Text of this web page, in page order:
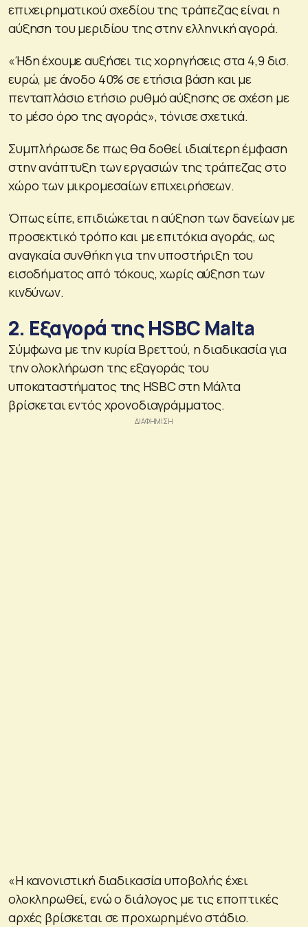
επιχειρηματικού σχεδίου της τράπεζας είναι η
αύξηση του μεριδίου της στην ελληνική αγορά.
«Ήδη έχουμε αυξήσει τις χορηγήσεις στα 4,9 δισ.
ευρώ, με άνοδο 40% σε ετήσια βάση και με
πενταπλάσιο ετήσιο ρυθμό αύξησης σε σχέση με
το μέσο όρο της αγοράς», τόνισε σχετικά.
Συμπλήρωσε δε πως θα δοθεί ιδιαίτερη έμφαση
στην ανάπτυξη των εργασιών της τράπεζας στο
χώρο των μικρομεσαίων επιχειρήσεων.
Όπως είπε, επιδιώκεται η αύξηση των δανείων με
προσεκτικό τρόπο και με επιτόκια αγοράς, ως
αναγκαία συνθήκη για την υποστήριξη του
εισοδήματος από τόκους, χωρίς αύξηση των
κινδύνων.
2. Εξαγορά της HSBC Malta
Σύμφωνα με την κυρία Βρεττού, η διαδικασία για
την ολοκλήρωση της εξαγοράς του
υποκαταστήματος της HSBC στη Μάλτα
βρίσκεται εντός χρονοδιαγράμματος.
«Η κανονιστική διαδικασία υποβολής έχει
ολοκληρωθεί, ενώ ο διάλογος με τις εποπτικές
αρχές βρίσκεται σε προχωρημένο στάδιο.